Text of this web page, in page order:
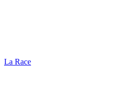
La Race